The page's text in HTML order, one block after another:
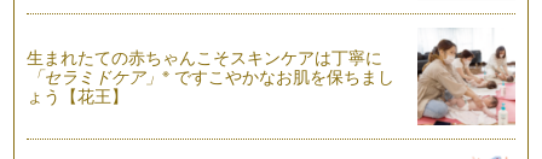
生まれたての赤ちゃんこそスキンケアは丁寧に
「セラミドケア」※ ですこやかなお肌を保ちまし
ょう【花王】